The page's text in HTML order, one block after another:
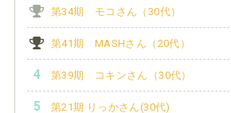
第34期 モコさん（30代）
第41期 MASHさん（20代）
第39期 コキンさん（30代）
第21期 りっかさん(30代)